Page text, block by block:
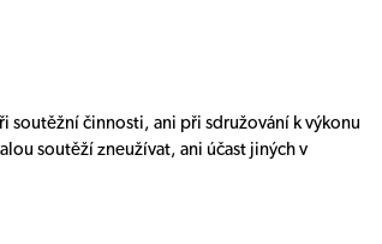
soutěžní činnosti, ani při sdružování k výkonu
soutěží zneužívat, ani účast jiných v